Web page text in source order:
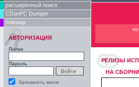
расширенный поиск
CDonPC Dumper
помощь
АВТОРИЗАЦИЯ
Логин
Пароль
Запомнить меня
РЕЛИЗЫ
НА